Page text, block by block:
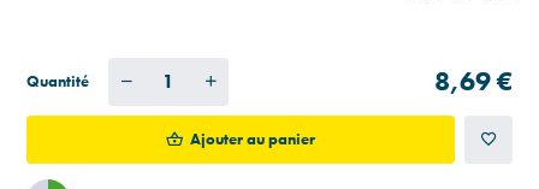
Quantité 8,69 €
Ajouter au panier